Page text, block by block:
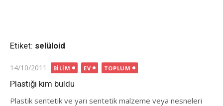
Etiket: selüloid
Posted
on
14/10/2011 BILIM EV TOPLUM
Plastiği kim buldu
Plastik sentetik ve yarı sentetik malzeme veya nesneleri